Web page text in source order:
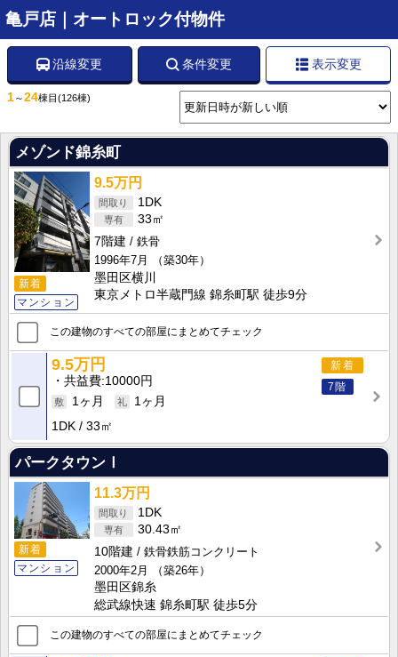
亀戸店｜オートロック付物件
沿線変更 条件変更 表示変更
1～24棟目 (126棟)
メゾンド錦糸町
新着
マンション
9.5万円
1DK
33㎡
7階建
鉄骨
1996年7月
（築30年）
墨田区横川
東京メトロ半蔵門線 錦糸町駅 徒歩9分
この建物のすべての部屋にまとめてチェック
新着
7階
9.5万円
共益費 10000円
1ヶ月
1ヶ月
1DK
33㎡
パークタウンⅠ
新着
マンション
11.3万円
1DK
30.43㎡
10階建
鉄骨鉄筋コンクリート
2000年2月
（築26年）
墨田区錦糸
総武線快速 錦糸町駅 徒歩5分
この建物のすべての部屋にまとめてチェック